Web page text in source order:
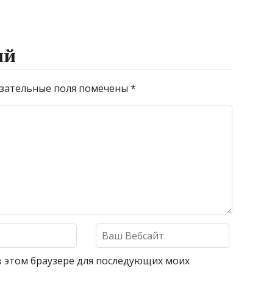
поля помечены *
этом браузере для последующих моих